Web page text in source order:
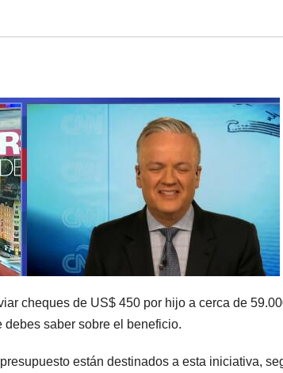
cheques de US$ 450 por hijo a cerca de
saber sobre el beneficio.
están destinados a esta iniciativa,